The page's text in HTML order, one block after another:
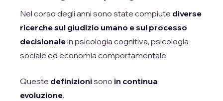
Nel corso degli anni sono state compiute diverse
ricerche sul giudizio umano e sul processo
decisionalein psicologia cognitiva, psicologia
sociale ed economia comportamentale.
Queste definizionisono in continua
evoluzione.